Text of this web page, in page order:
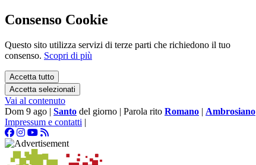
Consenso Cookie
Questo sito utilizza servizi di terze parti che richiedono il tuo
consenso. Scopri di più
Accetta tutto
Accetta selezionati
Vai al contenuto
Dom 9 ago | Santo del giorno | Parola rito Romano | Ambrosiano
Impressum e contatti |